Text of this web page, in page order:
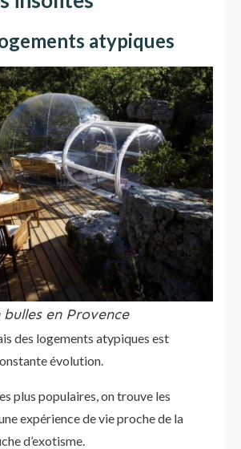
atypiques
en Provence
des logements atypiques est
évolution.
plus populaires, on trouve les
expérience de vie proche de la
d’exotisme.